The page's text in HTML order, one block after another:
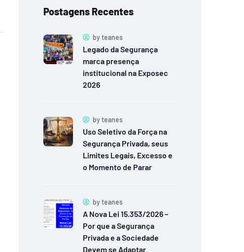
Postagens Recentes
byteanes
Legado da Segurança
marca presença
institucional na Exposec
2026
byteanes
Uso Seletivo da Força na
Segurança Privada, seus
Limites Legais, Excesso e
o Momento de Parar
byteanes
A Nova Lei 15.353/2026 –
Por que a Segurança
Privada e a Sociedade
Devem se Adaptar